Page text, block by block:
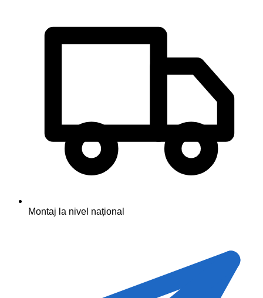
Montaj la nivel național